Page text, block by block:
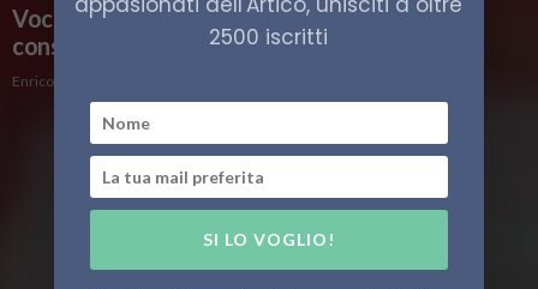
Voci da Nuuk. Gli USA inaugurano un nuovo
consolato
Enrico Peschiera
2500 iscritti
SI LO VOGLIO!